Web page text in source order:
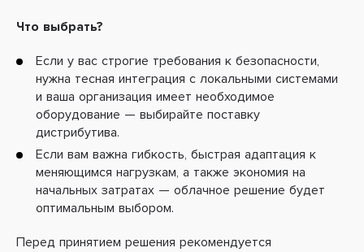
Что выбрать?
Если у вас строгие требования к безопасности,
нужна тесная интеграция с локальными системами
и ваша организация имеет необходимое
оборудование — выбирайте поставку
дистрибутива.
Если вам важна гибкость, быстрая адаптация к
меняющимся нагрузкам, а также экономия на
начальных затратах — облачное решение будет
оптимальным выбором.
Перед принятием решения рекомендуется